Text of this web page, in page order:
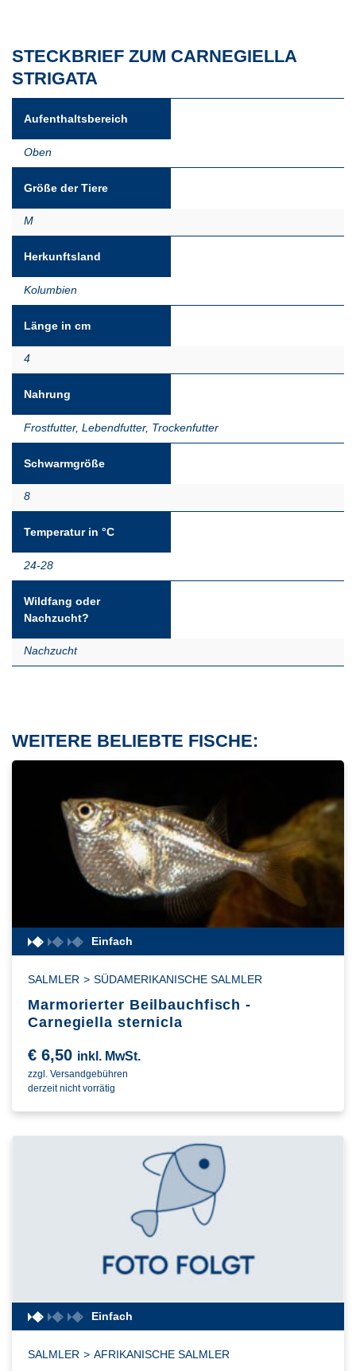
STECKBRIEF ZUM CARNEGIELLA
STRIGATA
Aufenthaltsbereich
Oben
Größe der Tiere
M
Herkunftsland
Kolumbien
Länge in cm
4
Nahrung
Frostfutter, Lebendfutter, Trockenfutter
Schwarmgröße
8
Temperatur in °C
24-28
Wildfang oder
Nachzucht?
Nachzucht
WEITERE BELIEBTE FISCHE:
Einfach
SALMLER > SÜDAMERIKANISCHE SALMLER
Marmorierter Beilbauchfisch -
Carnegiella sternicla
€ 6,50 inkl. MwSt.
zzgl. Versandgebühren
derzeit nicht vorrätig
Einfach
SALMLER > AFRIKANISCHE SALMLER